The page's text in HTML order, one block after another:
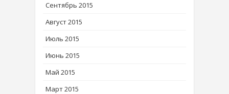
Сентябрь 2015
Август 2015
Июль 2015
Июнь 2015
Май 2015
Март 2015